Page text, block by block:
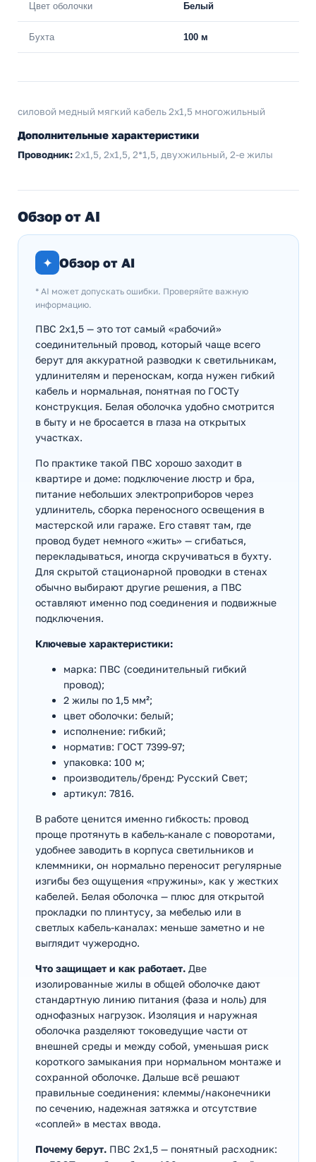
Цвет оболочки Белый
Бухта 100 м
силовой медный мягкий кабель 2x1,5 многожильный
Дополнительные характеристики
Проводник:2х1,5, 2x1,5, 2*1,5, двухжильный, 2-е жилы
Обзор от AI
✦ Обзор от AI
* AI может допускать ошибки. Проверяйте важную
информацию.
ПВС 2х1,5 — это тот самый «рабочий»
соединительный провод, который чаще всего
берут для аккуратной разводки к светильникам,
удлинителям и переноскам, когда нужен гибкий
кабель и нормальная, понятная по ГОСТу
конструкция. Белая оболочка удобно смотрится
в быту и не бросается в глаза на открытых
участках.
По практике такой ПВС хорошо заходит в
квартире и доме: подключение люстр и бра,
питание небольших электроприборов через
удлинитель, сборка переносного освещения в
мастерской или гараже. Его ставят там, где
провод будет немного «жить» — сгибаться,
перекладываться, иногда скручиваться в бухту.
Для скрытой стационарной проводки в стенах
обычно выбирают другие решения, а ПВС
оставляют именно под соединения и подвижные
подключения.
Ключевые характеристики:
марка: ПВС (соединительный гибкий
провод);
2 жилы по 1,5 мм²;
цвет оболочки: белый;
исполнение: гибкий;
норматив: ГОСТ 7399-97;
упаковка: 100 м;
производитель/бренд: Русский Свет;
артикул: 7816.
В работе ценится именно гибкость: провод
проще протянуть в кабель-канале с поворотами,
удобнее заводить в корпуса светильников и
клеммники, он нормально переносит регулярные
изгибы без ощущения «пружины», как у жестких
кабелей. Белая оболочка — плюс для открытой
прокладки по плинтусу, за мебелью или в
светлых кабель-каналах: меньше заметно и не
выглядит чужеродно.
Что защищает и как работает. Две
изолированные жилы в общей оболочке дают
стандартную линию питания (фаза и ноль) для
однофазных нагрузок. Изоляция и наружная
оболочка разделяют токоведущие части от
внешней среды и между собой, уменьшая риск
короткого замыкания при нормальном монтаже и
сохранной оболочке. Дальше всё решают
правильные соединения: клеммы/наконечники
по сечению, надежная затяжка и отсутствие
«соплей» в местах ввода.
Почему берут. ПВС 2х1,5 — понятный расходник: